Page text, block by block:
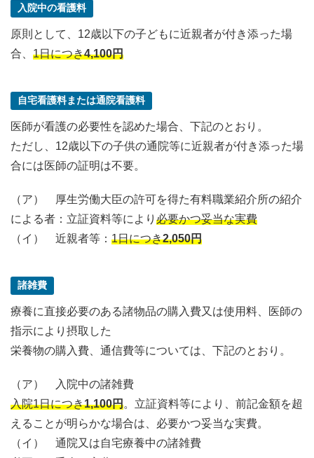
入院中の看護料
原則として、12歳以下の子どもに近親者が付き添った場
合、 1日につき4,100円
自宅看護料または通院看護料
医師が看護の必要性を認めた場合、下記のとおり。
ただし、12歳以下の子供の通院等に近親者が付き添った場
合には医師の証明は不要。
（ア） 厚生労働大臣の許可を得た有料職業紹介所の紹介
による者：立証資料等により 必要かつ妥当な実費
（イ） 近親者等： 1日につき2,050円
諸雑費
療養に直接必要のある諸物品の購入費又は使用料、医師の
指示により摂取した
栄養物の購入費、通信費等については、下記のとおり。
（ア） 入院中の諸雑費
入院1日につき1,100円。立証資料等により、前記金額を超
えることが明らかな場合は、必要かつ妥当な実費。
（イ） 通院又は自宅療養中の諸雑費